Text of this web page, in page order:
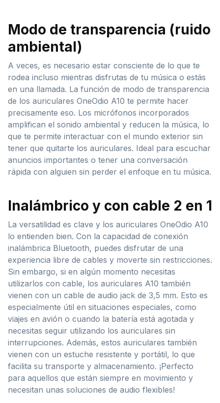
Modo de transparencia (ruido
ambiental)
A veces, es necesario estar consciente de lo que te
rodea incluso mientras disfrutas de tu música o estás
en una llamada. La función de modo de transparencia
de los auriculares OneOdio A10 te permite hacer
precisamente eso. Los micrófonos incorporados
amplifican el sonido ambiental y reducen la música, lo
que te permite interactuar con el mundo exterior sin
tener que quitarte los auriculares. Ideal para escuchar
anuncios importantes o tener una conversación
rápida con alguien sin perder el enfoque en tu música.
Inalámbrico y con cable 2 en 1
La versatilidad es clave y los auriculares OneOdio A10
lo entienden bien. Con la capacidad de conexión
inalámbrica Bluetooth, puedes disfrutar de una
experiencia libre de cables y moverte sin restricciones.
Sin embargo, si en algún momento necesitas
utilizarlos con cable, los auriculares A10 también
vienen con un cable de audio jack de 3,5 mm. Esto es
especialmente útil en situaciones especiales, como
viajes en avión o cuando la batería está agotada y
necesitas seguir utilizando los auriculares sin
interrupciones. Además, estos auriculares también
vienen con un estuche resistente y portátil, lo que
facilita su transporte y almacenamiento. ¡Perfecto
para aquellos que están siempre en movimiento y
necesitan unas soluciones de audio flexibles!